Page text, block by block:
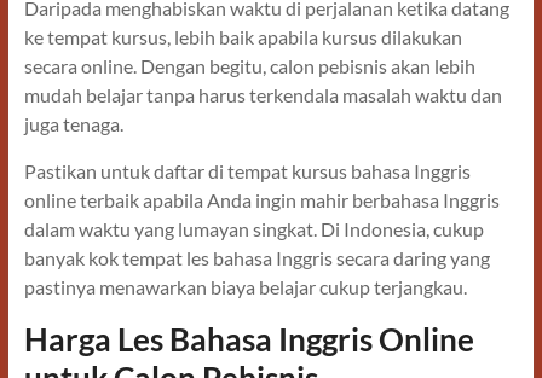
Daripada menghabiskan waktu di perjalanan ketika datang
ke tempat kursus, lebih baik apabila kursus dilakukan
secara online. Dengan begitu, calon pebisnis akan lebih
mudah belajar tanpa harus terkendala masalah waktu dan
juga tenaga.
Pastikan untuk daftar di tempat kursus bahasa Inggris
online terbaik apabila Anda ingin mahir berbahasa Inggris
dalam waktu yang lumayan singkat. Di Indonesia, cukup
banyak kok tempat les bahasa Inggris secara daring yang
pastinya menawarkan biaya belajar cukup terjangkau.
Harga Les Bahasa Inggris Online